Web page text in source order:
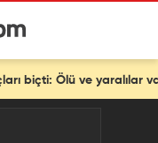
yaralılar var!